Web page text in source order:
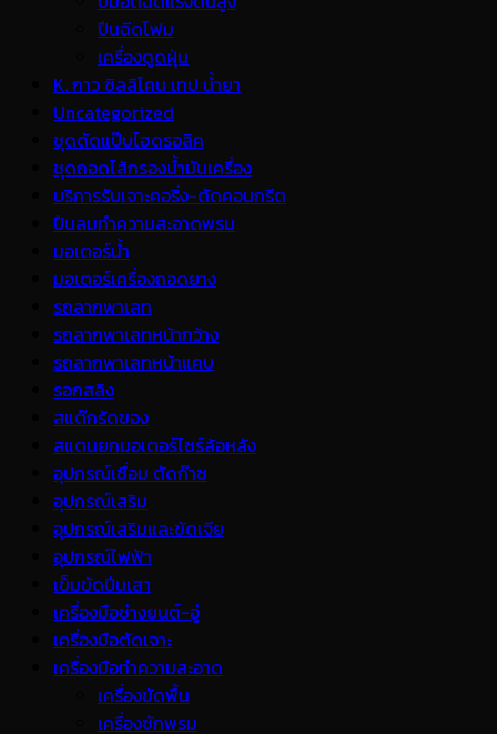
ปืนฉีดโฟม
เครื่องดูดฝุ่น
K. กาว ซิลลิโคน เทป น้ำยา
Uncategorized
ชุดดัดแป๊บไฮดรอลิค
ชุดถอดไส้กรองน้ำมันเครื่อง
บริการรับเจาะคอริ่ง-ตัดคอนกรีต
ปืนลมทำความสะอาดพรม
มอเตอร์น้ำ
มอเตอร์เครื่องถอดยาง
รถลากพาเลท
รถลากพาเลทหน้ากว้าง
รถลากพาเลทหน้าแคบ
รอกสลิง
สแต๊กรัดของ
สแตนยกมอเตอร์ไซร์ล้อหลัง
อุปกรณ์เชื่อม ตัดก๊าซ
อุปกรณ์เสริม
อุปกรณ์เสริมและขัดเจีย
อุปกรณ์ไฟฟ้า
เข็มขัดปีนเสา
เครื่องมือช่างยนต์-อู่
เครื่องมือตัดเจาะ
เครื่องมือทำความสะอาด
เครื่องขัดพื้น
เครื่องซักพรม